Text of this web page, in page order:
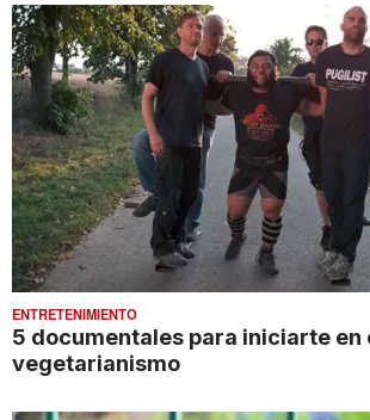
ENTRETENIMIENTO
5 documentales para iniciarte en
vegetarianismo